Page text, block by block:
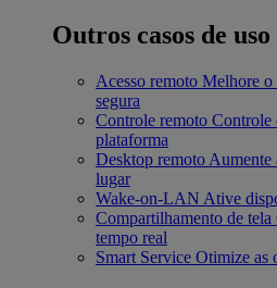
Outros casos de uso
Acesso remoto Melhore o
segura
Controle remoto Controle
plataforma
Desktop remoto Aumente
lugar
Wake-on-LAN Ative
Compartilhamento de tela
tempo real
Smart Service Otimize as